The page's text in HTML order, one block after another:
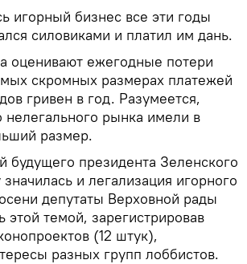
игорный бизнес все эти годы
силовиками и платил им дань.
оценивают ежегодные потери
скромных размерах платежей
гривен в год. Разумеется,
нелегального рынка имели в
размер.
будущего президента Зеленского
и легализация игорного
депутаты Верховной рады
этой темой, зарегистрировав
(12 штук),
разных групп лоббистов.